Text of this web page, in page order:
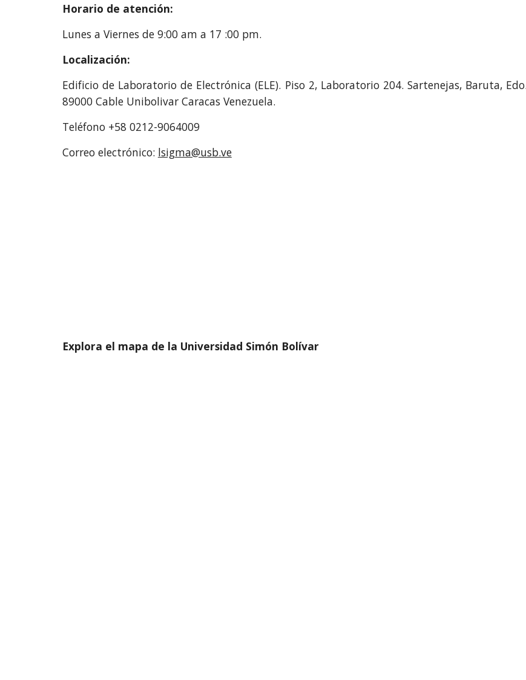
Horario de atención:
Lunes a Viernes de 9:00 am a 17 :00 pm.
Localización:
Edificio de Laboratorio de Electrónica (ELE). Piso 2, Laboratorio 204. Sartenejas, Baruta,
89000 Cable Unibolivar Caracas Venezuela.
Teléfono +58 0212-9064009
Correo electrónico: lsigma@usb.ve
Explora el mapa de la Universidad Simón Bolívar